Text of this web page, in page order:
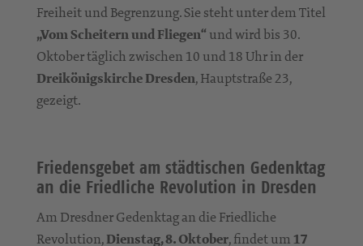
Freiheit und Begrenzung. Sie steht unter dem Titel
„Vom Scheitern und Fliegen“ und wird bis 30.
Oktober täglich zwischen 10 und 18 Uhr in der
Dreikönigskirche Dresden, Hauptstraße 23,
gezeigt.
Friedensgebet am städtischen Gedenktag
an die Friedliche Revolution in Dresden
Am Dresdner Gedenktag an die Friedliche
Revolution,Dienstag, 8. Oktober, findet um 17